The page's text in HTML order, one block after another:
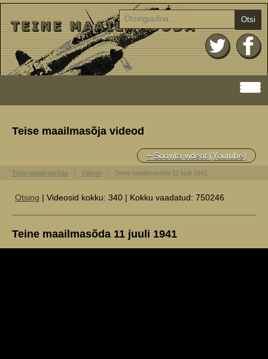
Otsi
Teise maailmasõja videod
+ Soovita videot (Youtube)
Teine maailmasõda Videod Teine maailmasõda 11 juuli 1941
Otsing | Videosid kokku: 340 | Kokku vaadatud: 750246
Teine maailmasõda 11 juuli 1941